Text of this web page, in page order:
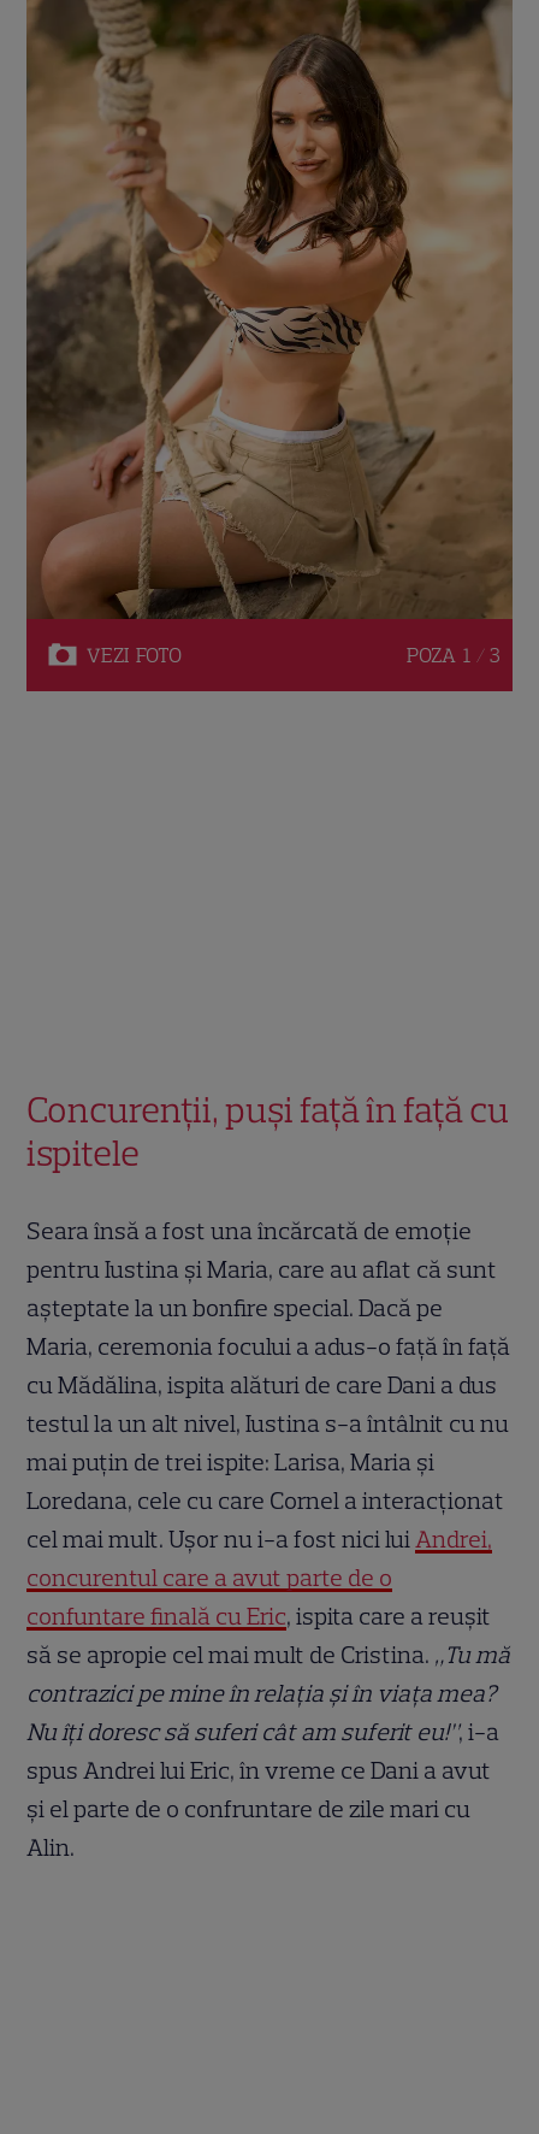
VEZI FOTO POZA 1 / 3
Concurenții, puși față în față cu
ispitele
Seara însă a fost una încărcată de emoţie
pentru Iustina şi Maria, care au aflat că sunt
aşteptate la un bonfire special. Dacă pe
Maria, ceremonia focului a adus-o faţă în faţă
cu Mădălina, ispita alături de care Dani a dus
testul la un alt nivel, Iustina s-a întâlnit cu nu
mai puţin de trei ispite: Larisa, Maria şi
Loredana, cele cu care Cornel a interacţionat
cel mai mult. Uşor nu i-a fost nici luiAndrei,
concurentul care a avut parte de o
confuntare finală cu Eric, ispita care a reuşit
să se apropie cel mai mult de Cristina. „Tu mă
contrazici pe mine în relaţia şi în viaţa mea?
Nu îţi doresc să suferi cât am suferit eu!”, i-a
spus Andrei lui Eric, în vreme ce Dani a avut
şi el parte de o confruntare de zile mari cu
Alin.